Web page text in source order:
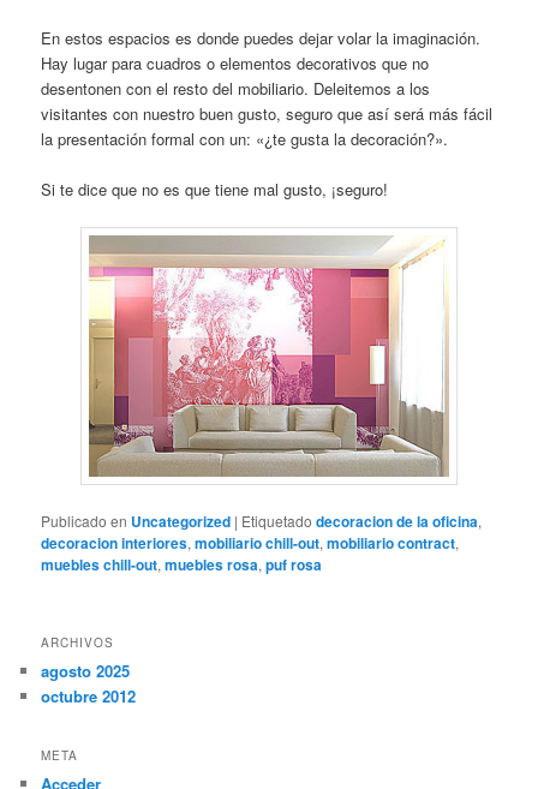
En estos espacios es donde puedes dejar volar la imaginación.
Hay lugar para cuadros o elementos decorativos que no
desentonen con el resto del mobiliario. Deleitemos a los
visitantes con nuestro buen gusto, seguro que así será más fácil
la presentación formal con un: «¿te gusta la decoración?».
Si te dice que no es que tiene mal gusto, ¡seguro!
Publicado en Uncategorized | Etiquetado decoracion de la oficina,
decoracion interiores,mobiliario chill-out,mobiliario contract,
muebles chill-out,muebles rosa,puf rosa
ARCHIVOS
agosto 2025
octubre 2012
META
Acceder